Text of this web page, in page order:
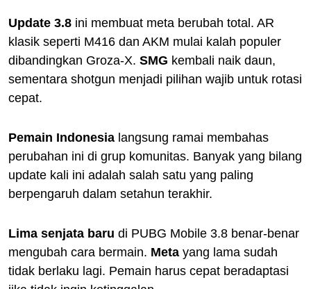
Update 3.8 ini membuat meta berubah total. AR
klasik seperti M416 dan AKM mulai kalah populer
dibandingkan Groza-X. SMG kembali naik daun,
sementara shotgun menjadi pilihan wajib untuk rotasi
cepat.
Pemain Indonesia langsung ramai membahas
perubahan ini di grup komunitas. Banyak yang bilang
update kali ini adalah salah satu yang paling
berpengaruh dalam setahun terakhir.
Lima senjata baru di PUBG Mobile 3.8 benar-benar
mengubah cara bermain. Meta yang lama sudah
tidak berlaku lagi. Pemain harus cepat beradaptasi